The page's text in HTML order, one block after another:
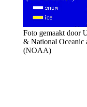
Foto gemaakt door
& National Oceanic
(NOAA)